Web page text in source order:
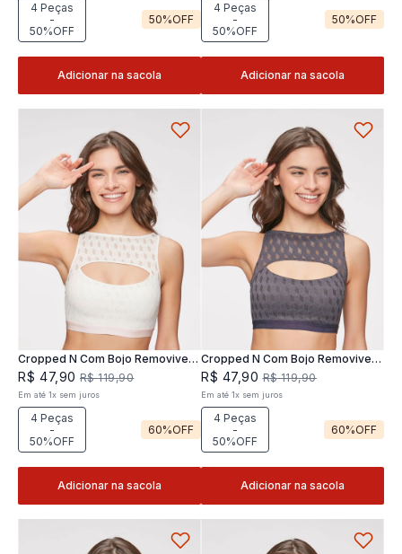
4 Peças
-
50%OFF
50%OFF
Adicionar na sacola
4 Peças
-
50%OFF
50%OFF
Adicionar na sacola
Cropped N Com Bojo Removivel
Joy
R$ 47, 90 R$ 119,90
Em até1x sem juros
4 Peças
-
50%OFF
60%OFF
Adicionar na sacola
Cropped N Com Bojo Removivel
Joy
R$ 47,90 R$ 119,90
Em até 1x sem juros
4 Peças
-
50%OFF
60%OFF
Adicionar na sacola